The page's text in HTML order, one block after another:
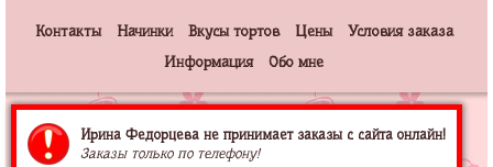
Контакты Начинки Вкусы тортов Цены
Условия заказа
Информация
Обо мне
Ирина Федорцева не принимает заказы с сайта онлайн!
Заказы только по телефону!